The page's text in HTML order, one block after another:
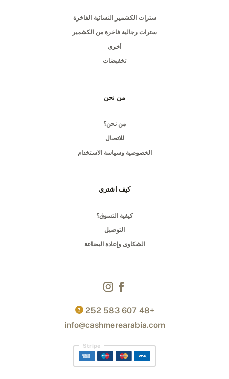
سترات الكشمير النسائية الفاخرة
سترات رجالية فاخرة من الكشمير
أخرى
تخفيضات
من نحن
من نحن؟
للاتصال
الخصوصية وسياسة الاستخدام
كيف اشتري
كيفية التسوق؟
التوصيل
الشكاوى وإعادة البضاعة
+48 607 583 252
?
info@cashmerearabia.com
Stripe